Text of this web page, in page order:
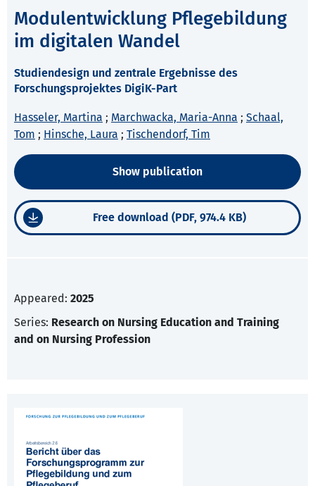
Modulentwicklung Pflegebildung
im digitalen Wandel
Studiendesign und zentrale Ergebnisse des
Forschungsprojektes DigiK-Part
Hasseler, Martina ; Marchwacka, Maria-Anna ; Schaal,
Tom ; Hinsche, Laura ; Tischendorf, Tim
Show publication
Free download (PDF, 974.4 KB)
Appeared: 2025
Series: Research on Nursing Education and Training
and on Nursing Profession